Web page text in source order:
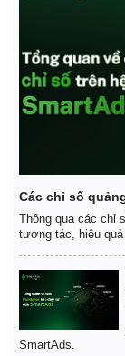
Hồ sơ
Các chỉ số
Thông qua các chỉ
tương tác, hiệu quả
SmartAds.